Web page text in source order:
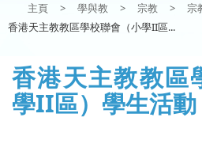
主頁 > 學與教 > 宗教 > 宗
香港天主教教區學校聯會（小學II區...
香港天主教教區
學II區）學生活動